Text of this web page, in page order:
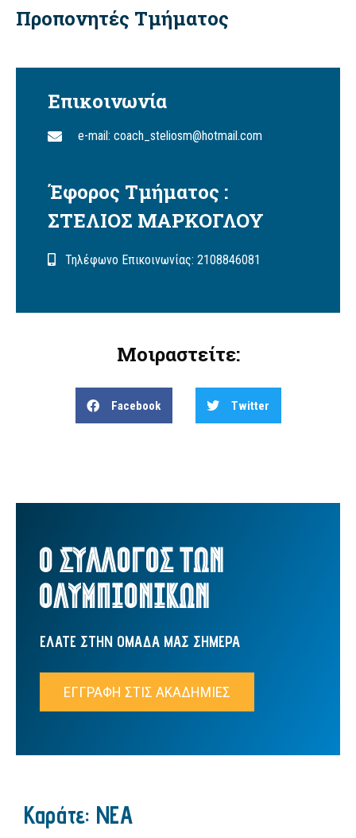
Προπονητές Τμήματος
Επικοινωνία
e-mail: coach_steliosm@hotmail.com
Έφορος Τμήματος :
ΣΤΕΛΙΟΣ ΜΑΡΚΟΓΛΟΥ
Τηλέφωνο Επικοινωνίας: 2108846081
Μοιραστείτε:
Facebook Twitter
Ο ΣΥΛΛΟΓΟΣ ΤΩΝ
ΟΛΥΜΠΙΟΝΙΚΩΝ
ΕΛΑΤΕ ΣΤΗΝ ΟΜΑΔΑ ΜΑΣ ΣΗΜΕΡΑ
ΕΓΓΡΑΦΗ ΣΤΙΣ ΑΚΑΔΗΜΙΕΣ
Καράτε: NEA